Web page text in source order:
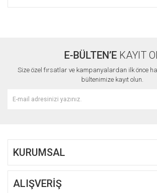
Yorum Yaz
Bu ürünün fiyat bilgisi, resim, ürün
Ürün açıklamasında eksik bilgiler bulunuyor.
Ürün fiyatı diğer sitelerden daha pahalı.
E-BÜLTEN’EKAYIT OL
Size özel fırsatlar ve kampanyalardan ilk önce
bültenimize kayıt olun.
KURUMSAL
ALIŞVERİŞ